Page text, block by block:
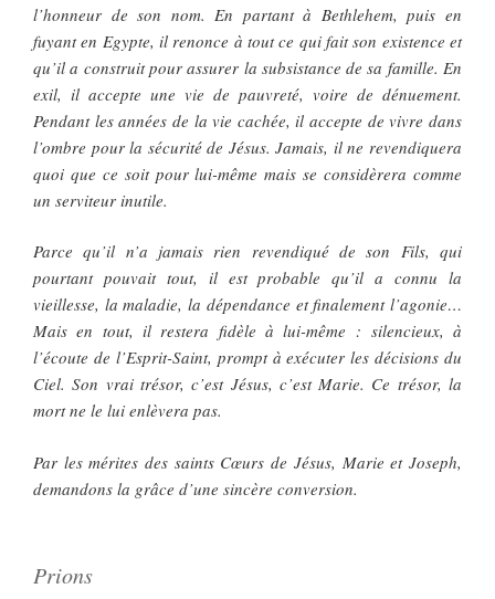
l’honneur de son nom. En partant à Bethlehem, puis en
fuyant en Egypte, il renonce à tout ce qui fait son existence et
qu’il a construit pour assurer la subsistance de sa famille. En
exil, il accepte une vie de pauvreté, voire de dénuement.
Pendant les années de la vie cachée, il accepte de vivre dans
l’ombre pour la sécurité de Jésus. Jamais, il ne revendiquera
quoi que ce soit pour lui-même mais se considèrera comme
un serviteur inutile.
Parce qu’il n’a jamais rien revendiqué de son Fils, qui
pourtant pouvait tout, il est probable qu’il a connu la
vieillesse, la maladie, la dépendance et finalement l’agonie…
Mais en tout, il restera fidèle à lui-même : silencieux, à
l’écoute de l’Esprit-Saint, prompt à exécuter les décisions du
Ciel. Son vrai trésor, c’est Jésus, c’est Marie. Ce trésor, la
mort ne le lui enlèvera pas.
Par les mérites des saints Cœurs de Jésus, Marie et Joseph,
demandons la grâce d’une sincère conversion.
Prions